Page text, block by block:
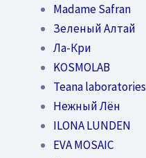
Madame Safran
Зеленый Алтай
Ла-Кри
KOSMOLAB
Teana laboratories
Нежный Лён
ILONA LUNDEN
EVA MOSAIC